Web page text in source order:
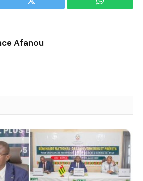
Twitter WhatsApp
Afanou